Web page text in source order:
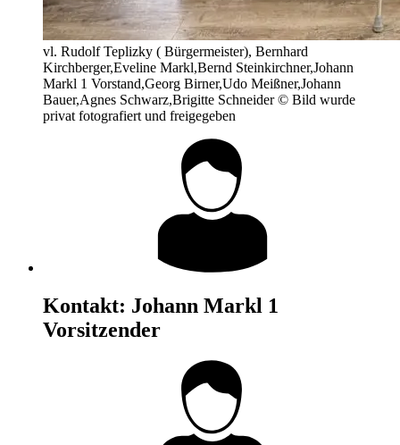
vl. Rudolf Teplizky ( Bürgermeister), Bernhard
Kirchberger,Eveline Markl,Bernd Steinkirchner,Johann
Markl 1 Vorstand,Georg Birner,Udo Meißner,Johann
Bauer,Agnes Schwarz,Brigitte Schneider © Bild wurde
privat fotografiert und freigegeben
Kontakt: Johann Markl 1
Vorsitzender